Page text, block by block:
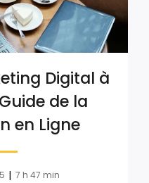
Digital à
de la
en Ligne
| 7 h 47 min